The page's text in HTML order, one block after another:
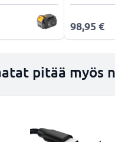
98,95 €
pitää myös